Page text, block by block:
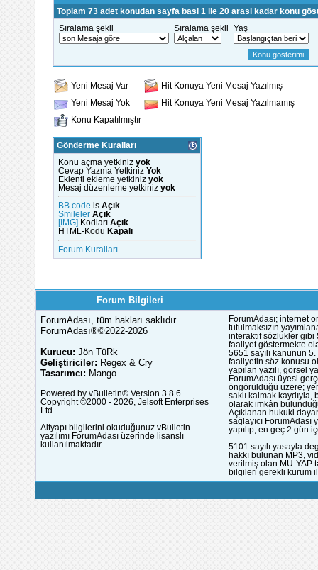
Toplam 73 adet konudan sayfa basi 1 ile 20 arasi kadar konu
Sıralama şekli
Sıralama şekli Yaş
Yeni Mesaj Var
Hit Konuya Yeni Mesaj Yazılmış
Yeni Mesaj Yok
Hit Konuya Yeni Mesaj Yazılmamış
Konu Kapatılmıştır
Gönderme Kuralları
Konu açma yetkiniz yok
Cevap Yazma Yetkiniz Yok
Eklenti ekleme yetkiniz yok
Mesaj düzenleme yetkiniz yok
BB code is Açık
Smileler Açık
[IMG]
Kodları Açık
HTML-Kodu Kapalı
Forum Kuralları
Forum Bilgileri
ForumAdası, tüm hakları saklıdır.
ForumAdası®©2022-2026
Kurucu: Jön TüRk
Geliştiriciler: Regex & Cry
Tasarımcı: Mango
Powered by vBulletin® Version 3.8.6
Copyright ©2000 - 2026, Jelsoft Enterprises
Ltd.
Altyapı bilgilerini okuduğunuz vBulletin
yazılımı ForumAdası üzerinde lisanslı
kullanılmaktadır.
ForumAdası; internet
tutulmaksızın
interaktif sözlükler gibi
faaliyet göstermekte
5651 sayılı kanunun
faaliyetin söz konusu
yapılan yazılı, görsel
ForumAdası üyesi
öngörüldüğü üzere;
saklı kalmak
olarak imkân
Açıklanan hukuki
sağlayıcı
yapılıp, en geç 2 gün
5101 sayılı yasayla
hakkı bulunan MP3,
verilmiş olan MÜ-YAP
bilgileri gerekli kurum